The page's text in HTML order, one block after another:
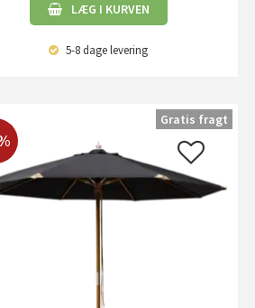
LÆG I KURVEN
5-8 dagelevering
Gratis fragt